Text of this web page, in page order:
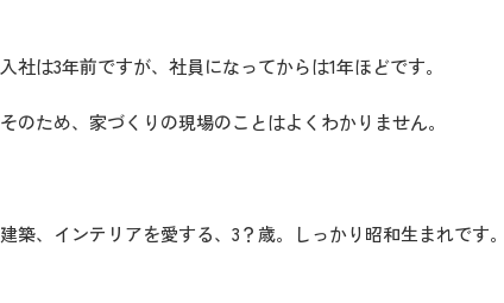
入社は3年前ですが、社員になってからは1年ほどです。
そのため、家づくりの現場のことはよくわかりません。
建築、インテリアを愛する、3？歳。しっかり昭和生まれです。